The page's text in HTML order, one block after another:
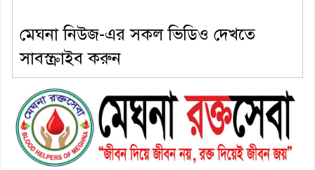
মেঘনা নিউজ-এর সকল ভিডিও দেখতে
সাবস্ক্রাইব করুন